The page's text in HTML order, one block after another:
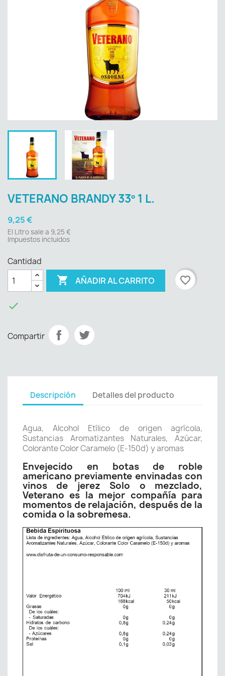
VETERANO BRANDY 33º 1 L.
9,25 €
El Litro sale a 9,25 €
Impuestos incluidos
Cantidad
 AÑADIR AL CARRITO favorite_border

Compartir
Descripción Detalles del producto
Agua, Alcohol Etílico de origen agrícola,
Sustancias Aromatizantes Naturales, Azúcar,
Colorante Color Caramelo (E-150d) y aromas
Envejecido en botas de roble
americano previamente envinadas con
vinos de jerez Solo o mezclado,
Veterano es la mejor compañía para
momentos de relajación, después de la
comida o la sobremesa.